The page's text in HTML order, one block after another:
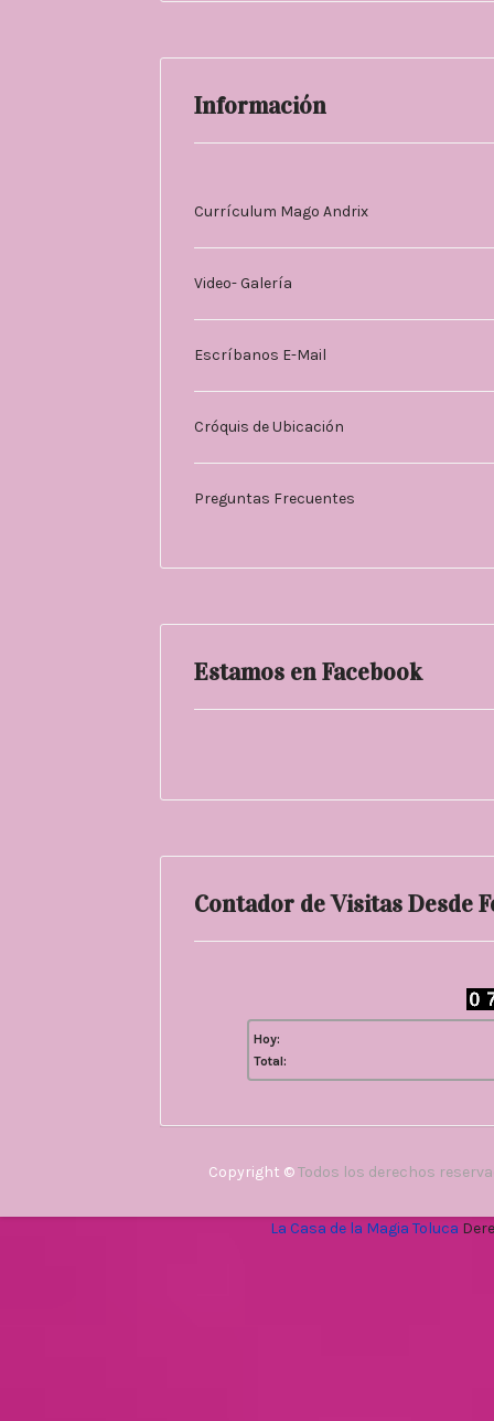
Información
Currículum Mago Andrix
Video- Galería
Escríbanos E-Mail
Cróquis de Ubicación
Preguntas Frecuentes
Estamos en Facebook
Contador de Visitas Desde
Hoy:
Total:
Copyright ©Todos los derechos
La Casa de la Magia Toluca